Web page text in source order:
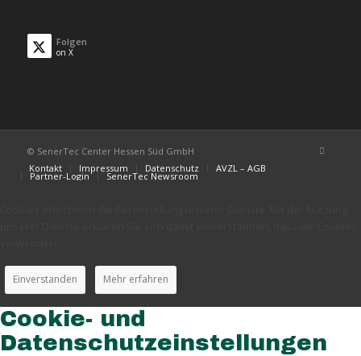
Folgen
on X
© SenerTec Center Hessen Süd GmbH
Kontakt
Impressum Datenschutz AVZL – AGB
Partner-Login SenerTec Newsroom
Einverstanden Mehr erfahren
Cookie- und
Datenschutzeinstellungen